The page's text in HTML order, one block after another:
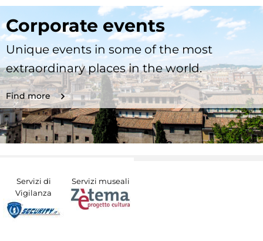
Corporate events
Unique events in some of the most
extraordinary places in the world.
Find more
Servizi di
Vigilanza
Servizi museali